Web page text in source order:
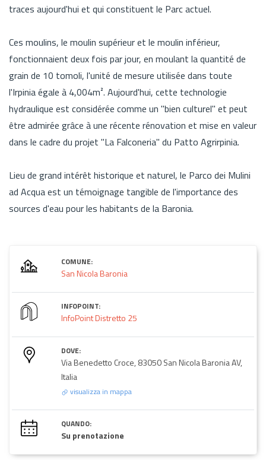
traces aujourd'hui et qui constituent le Parc actuel.
Ces moulins, le moulin supérieur et le moulin inférieur,
fonctionnaient deux fois par jour, en moulant la quantité de
grain de 10 tomoli, l'unité de mesure utilisée dans toute
l'Irpinia égale à 4,004m². Aujourd'hui, cette technologie
hydraulique est considérée comme un "bien culturel" et peut
être admirée grâce à une récente rénovation et mise en valeur
dans le cadre du projet "La Falconeria" du Patto Agrirpinia.
Lieu de grand intérêt historique et naturel, le Parco dei Mulini
ad Acqua est un témoignage tangible de l'importance des
sources d'eau pour les habitants de la Baronia.
COMUNE:
San Nicola Baronia
INFOPOINT:
InfoPoint Distretto 25
DOVE:
Via Benedetto Croce, 83050 San Nicola Baronia AV,
Italia
visualizza in mappa
QUANDO:
Su prenotazione